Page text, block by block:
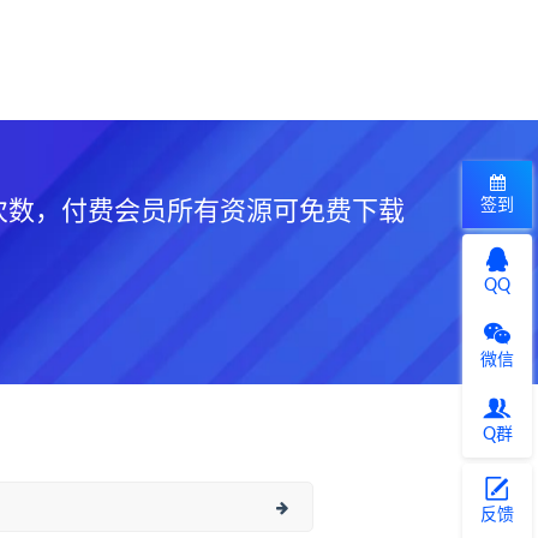
，付费会员所有资源可免费下载 签到
QQ
微信
Q群
反馈